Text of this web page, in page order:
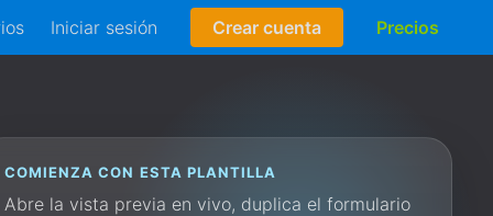
Iniciar sesión Crear cuenta Precios
COMIENZA CON ESTA PLANTILLA
Abre la vista previa en vivo, duplica el formulario